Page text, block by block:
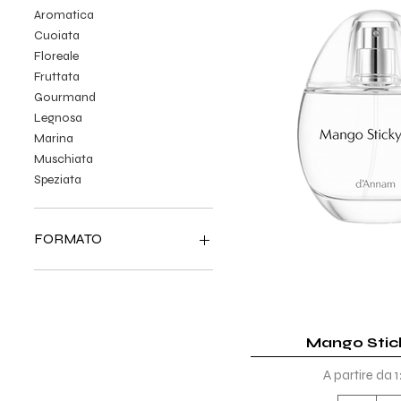
Aromatica
Cuoiata
Floreale
Fruttata
Gourmand
Legnosa
Marina
Muschiata
Speziata
FORMATO
150ML
Vista
Mango
A partire da
Prezzo